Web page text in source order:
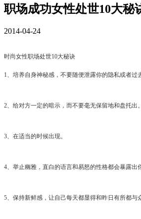
职场成功女性处世10大秘
2014-04-24
时尚女性职场处世10大秘诀
1、培养自身神秘感，不要随便泄露你的隐私或者过
2、给对方一定的暗示，而不要毫无保留地和盘托出。
3、在适当的时候出现。
4、举止幽雅，直白的语言和易怒的性格都会暴露出
5、保持新鲜感，让自己每天都显得和昨日有所都与